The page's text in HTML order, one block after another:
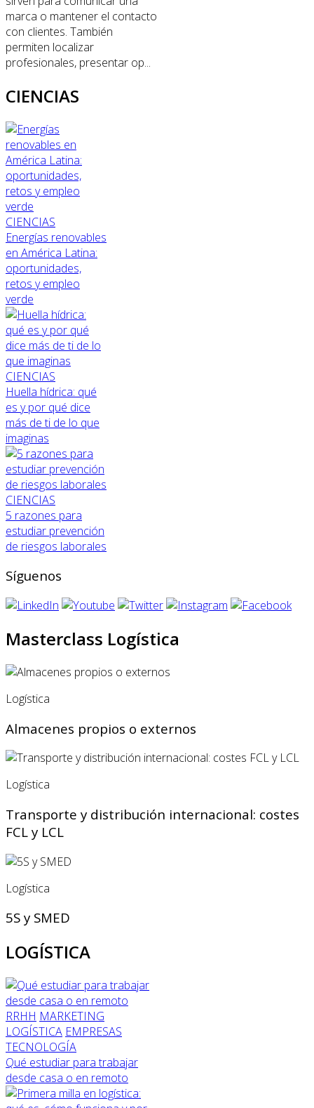
marca o mantener el contacto
con clientes. También
permiten localizar
profesionales, presentar op...
CIENCIAS
CIENCIAS
Energías renovables
en América Latina:
oportunidades,
retos y empleo
verde
CIENCIAS
Huella hídrica: qué
es y por qué dice
más de ti de lo que
imaginas
CIENCIAS
5 razones para
estudiar prevención
de riesgos laborales
Síguenos
Masterclass Logística
Logística
Almacenes propios o externos
Logística
Transporte y distribución internacional: costes
FCL y LCL
Logística
5S y SMED
LOGÍSTICA
RRHH MARKETING
LOGÍSTICA EMPRESAS
TECNOLOGÍA
Qué estudiar para trabajar
desde casa o en remoto